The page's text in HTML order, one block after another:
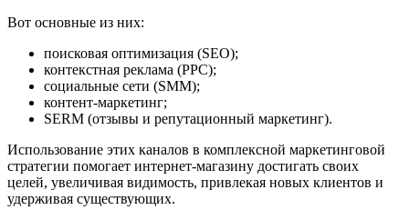
Вот основные из них:
поисковая оптимизация (SEO);
контекстная реклама (PPC);
социальные сети (SMM);
контент-маркетинг;
SERM (отзывы и репутационный маркетинг).
Использование этих каналов в комплексной маркетинговой
стратегии помогает интернет-магазину достигать своих
целей, увеличивая видимость, привлекая новых клиентов и
удерживая существующих.